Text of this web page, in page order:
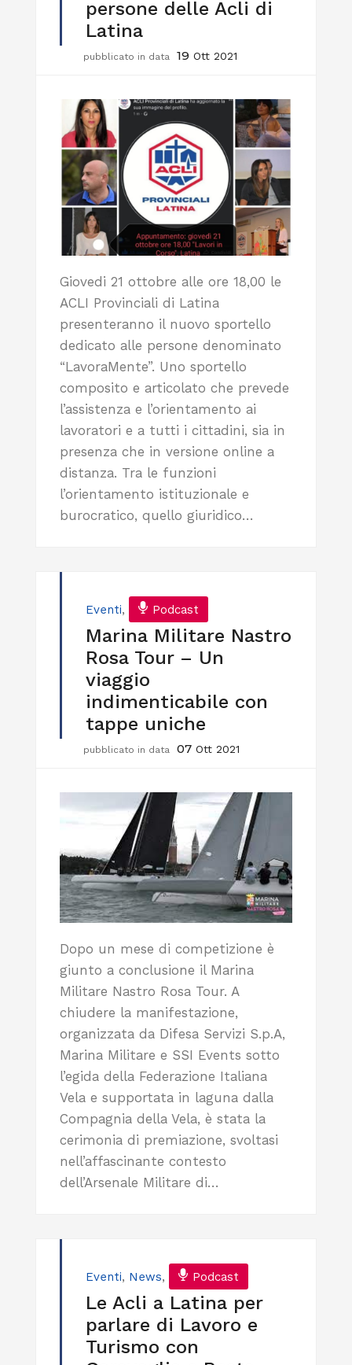
persone delle Acli di
Latina
pubblicato in data 19 Ott 2021
Giovedi 21 ottobre alle ore 18,00 le
ACLI Provinciali di Latina
presenteranno il nuovo sportello
dedicato alle persone denominato
“LavoraMente”. Uno sportello
composito e articolato che prevede
l’assistenza e l’orientamento ai
lavoratori e a tutti i cittadini, sia in
presenza che in versione online a
distanza. Tra le funzioni
l’orientamento istituzionale e
burocratico, quello giuridico…
Eventi, Podcast
Marina Militare Nastro
Rosa Tour – Un
viaggio
indimenticabile con
tappe uniche
pubblicato in data 07 Ott 2021
Dopo un mese di competizione è
giunto a conclusione il Marina
Militare Nastro Rosa Tour. A
chiudere la manifestazione,
organizzata da Difesa Servizi S.p.A,
Marina Militare e SSI Events sotto
l’egida della Federazione Italiana
Vela e supportata in laguna dalla
Compagnia della Vela, è stata la
cerimonia di premiazione, svoltasi
nell’affascinante contesto
dell’Arsenale Militare di…
Eventi, News, Podcast
Le Acli a Latina per
parlare di Lavoro e
Turismo con